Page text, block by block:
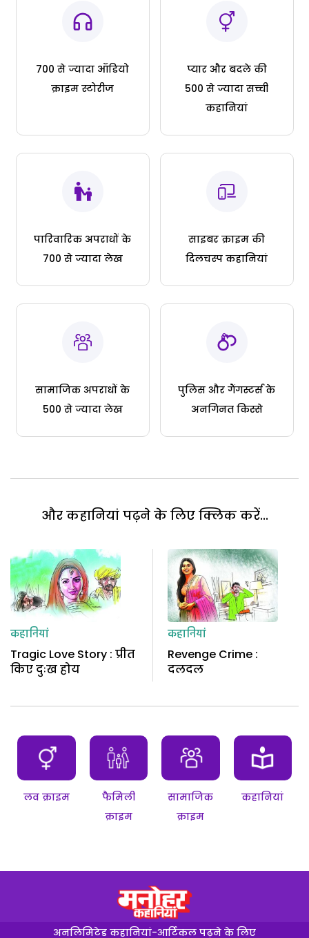
700 से ज्यादा ऑडियो
क्राइम स्टोरीज
प्यार और बदले की
500 से ज्यादा सच्ची
कहानियां
पारिवारिक अपराधों के
700 से ज्यादा लेख
साइबर क्राइम की
दिलचस्प कहानियां
सामाजिक अपराधों के
500 से ज्यादा लेख
पुलिस और गैंगस्टर्स के
अनगिनत किस्से
और कहानियां पढ़ने के लिए क्लिक करें...
कहानियां
Tragic Love Story : प्रीत
किए दुःख होय
कहानियां
Revenge Crime :
दलदल
लव क्राइम
फैमिली
क्राइम
सामाजिक
क्राइम
कहानियां
अनलिमिटेड कहानियां-आर्टिकल पढ़ने के लिए